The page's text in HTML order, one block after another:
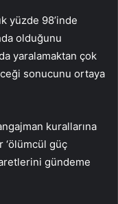
yüzde 98’inde
olduğunu
yaralamaktan çok
sonucunu ortaya
kurallarına
‘ölümcül güç
gündeme